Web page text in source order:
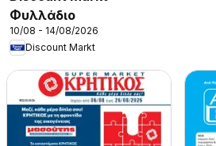
Φυλλάδιο
10/08 - 14/08/2026
Discount Markt